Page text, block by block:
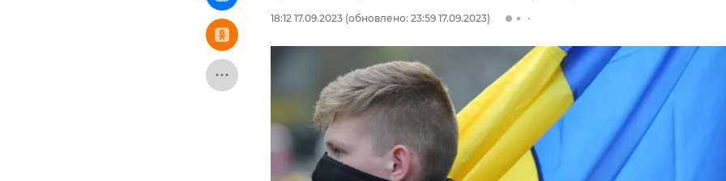
18:12 17.09.2023 (обновлено: 23:59 17.09.2023)